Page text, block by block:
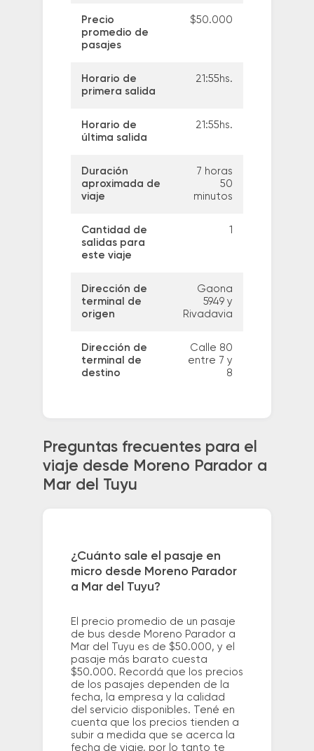
Precio
promedio de
pasajes
$50.000
Horario de
primera salida
21:55hs.
Horario de
última salida
21:55hs.
Duración
aproximada de
viaje
7 horas
50
minutos
Cantidad de
salidas para
este viaje
1
Dirección de
terminal de
origen
Gaona
5949 y
Rivadavia
Dirección de
terminal de
destino
Calle 80
entre 7 y
8
Preguntas frecuentes para el
viaje desde Moreno Parador a
Mar del Tuyu
¿Cuánto sale el pasaje en
micro desde Moreno Parador
a Mar del Tuyu?
El precio promedio de un pasaje
de bus desde Moreno Parador a
Mar del Tuyu es de $50.000, y el
pasaje más barato cuesta
$50.000. Recordá que los precios
de los pasajes dependen de la
fecha, la empresa y la calidad
del servicio disponibles. Tené en
cuenta que los precios tienden a
subir a medida que se acerca la
fecha de viaje, por lo tanto te